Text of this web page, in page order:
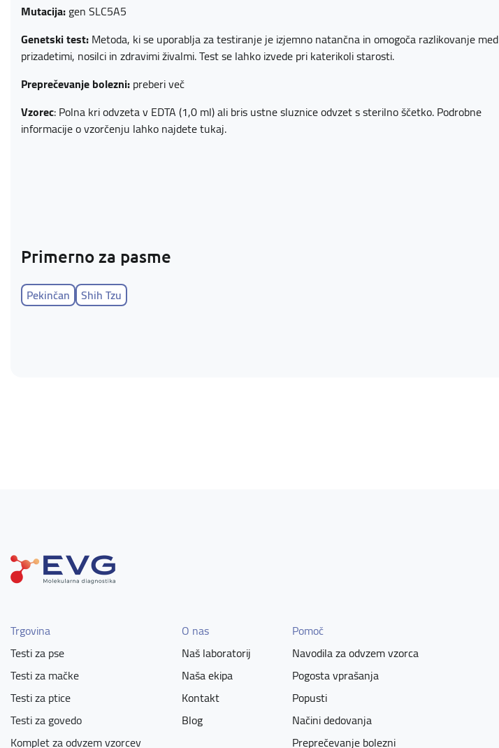
Mutacija:gen SLC5A5
Genetski test:Metoda, ki se uporablja za testiranje je izjemno natančna in omogoča razlikovanje med
prizadetimi, nosilci in zdravimi živalmi. Test se lahko izvede pri katerikoli starosti.
Preprečevanje bolezni:preberi več
Vzorec: Polna kri odvzeta v EDTA (1,0 ml) ali bris ustne sluznice odvzet s sterilno ščetko. Podrobne
informacije o vzorčenju lahko najdetetukaj.
Primerno za pasme
Pekinčan Shih Tzu
Trgovina
Testi za pse
Testi za mačke
Testi za ptice
Testi za govedo
Komplet za odvzem vzorcev
O nas
Naš laboratorij
Naša ekipa
Kontakt
Blog
Pomoč
Navodila za odvzem vzorca
Pogosta vprašanja
Popusti
Načini dedovanja
Preprečevanje bolezni